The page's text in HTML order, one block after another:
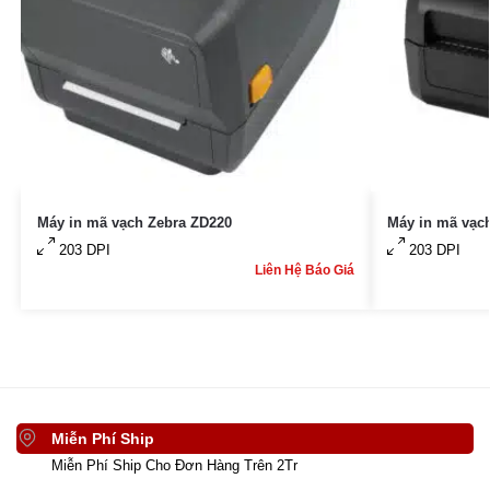
Máy in mã vạch Zebra ZD220
203 DPI
Liên Hệ Báo Giá
Máy in mã
203 DPI
Miễn Phí Ship
Miễn Phí Ship Cho Đơn Hàng Trên 2Tr